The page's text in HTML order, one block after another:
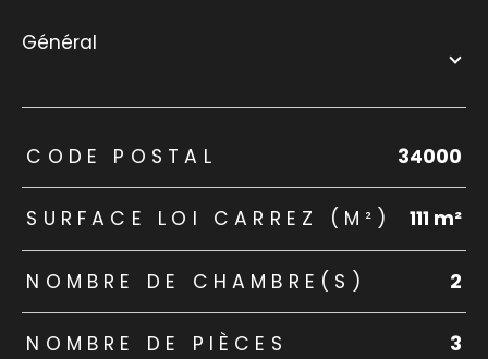
général
TRAD_ZEPHYR_Caracteristique TRAD_ZEPHYR_Valeurs
CODE POSTAL 34000
SURFACE LOI CARREZ (M²) 111 m²
NOMBRE DE CHAMBRE(S) 2
NOMBRE DE PIÈCES 3